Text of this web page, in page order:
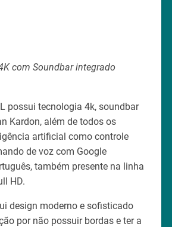
com Soundbar integrado
possui tecnologia 4k, soundbar
Kardon, além de todos os
artificial como controle
de voz com Google
também presente na linha
HD.
design moderno e sofisticado
por não possuir bordas e ter a